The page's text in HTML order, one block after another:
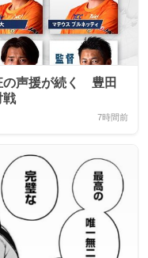
の声援が続く 豊田
戦
7時間前